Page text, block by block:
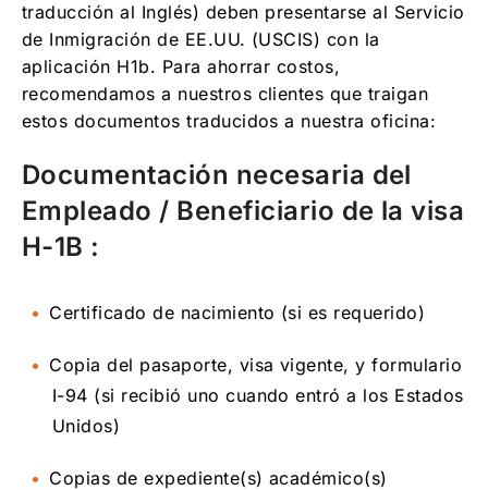
traducción al Inglés) deben presentarse al Servicio
de Inmigración de EE.UU. (USCIS) con la
aplicación H1b. Para ahorrar costos,
recomendamos a nuestros clientes que traigan
estos documentos traducidos a nuestra oficina:
Documentación necesaria del
Empleado / Beneficiario de la visa
H-1B :
Certificado de nacimiento (si es requerido)
Copia del pasaporte, visa vigente, y formulario
I-94 (si recibió uno cuando entró a los Estados
Unidos)
Copias de expediente(s) académico(s)